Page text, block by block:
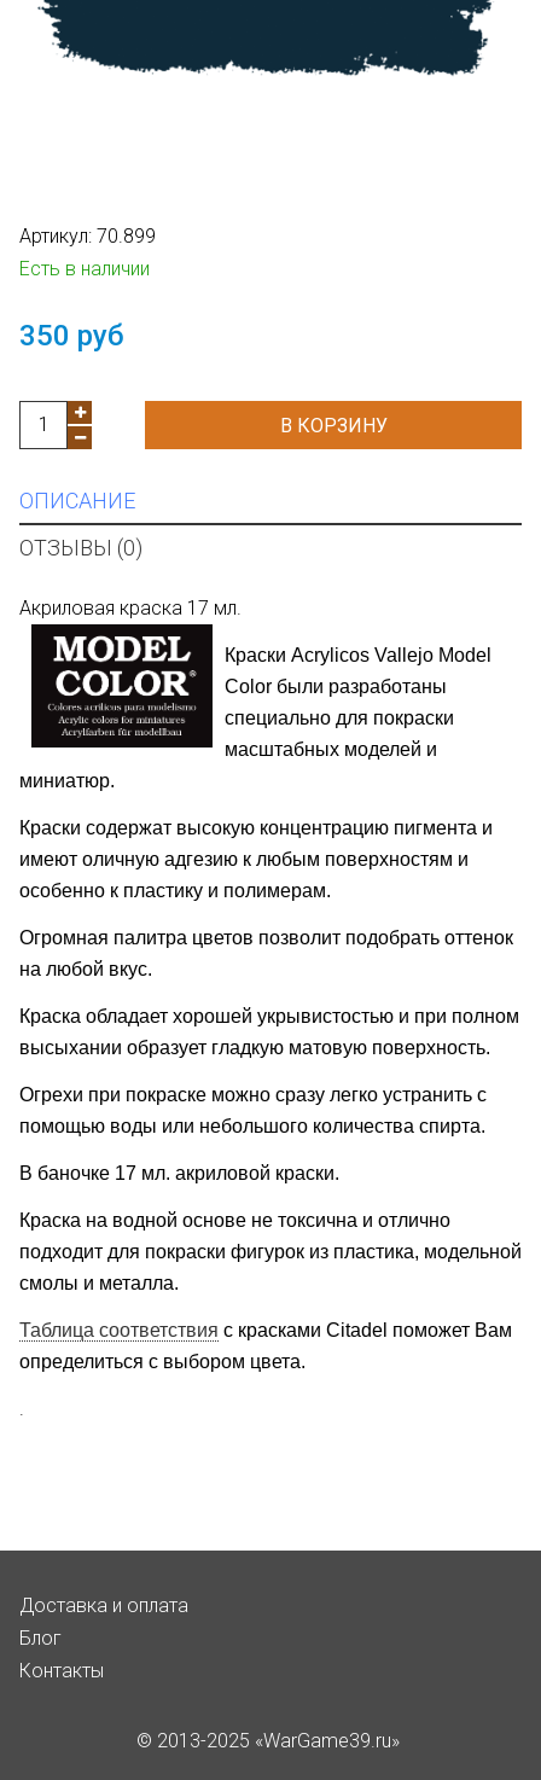
Артикул: 70.899
Есть в наличии
350 руб
В КОРЗИНУ
ОПИСАНИЕ
ОТЗЫВЫ (0)
Акриловая краска 17 мл.
Краски Acrylicos Vallejo Model
Color были разработаны
специально для покраски
масштабных моделей и
миниатюр.
Краски содержат высокую концентрацию пигмента и
имеют оличную адгезию к любым поверхностям и
особенно к пластику и полимерам.
Огромная палитра цветов позволит подобрать оттенок
на любой вкус.
Краска обладает хорошей укрывистостью и при полном
высыхании образует гладкую матовую поверхность.
Огрехи при покраске можно сразу легко устранить с
помощью воды или небольшого количества спирта.
В баночке 17 мл. акриловой краски.
Краска на водной основе не токсична и отлично
подходит для покраски фигурок из пластика, модельной
смолы и металла.
Таблица соответствия с красками Citadel поможет Вам
определиться с выбором цвета.
.
Доставка и оплата
Блог
Контакты
© 2013-2025 «WarGame39.ru»